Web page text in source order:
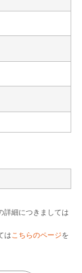
詳細につきましては
はこちらのページを